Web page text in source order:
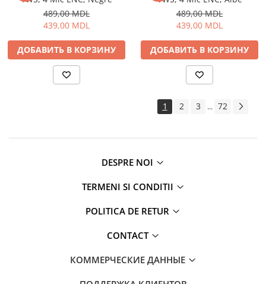
489,00 MDL
439,00 MDL
ДОБАВИТЬ В КОРЗИНУ
489,00 MDL
439,00 MDL
ДОБАВИТЬ В КОРЗИНУ
1 2 3 ... 72
DESPRE NOI
TERMENI SI CONDITII
POLITICA DE RETUR
CONTACT
КОММЕРЧЕСКИЕ ДАННЫЕ